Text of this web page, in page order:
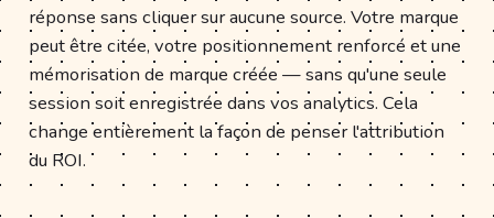
réponse sans cliquer sur aucune source. Votre marque
peut être citée, votre positionnement renforcé et une
mémorisation de marque créée — sans qu'une seule
session soit enregistrée dans vos analytics. Cela
change entièrement la façon de penser l'attribution
du ROI.